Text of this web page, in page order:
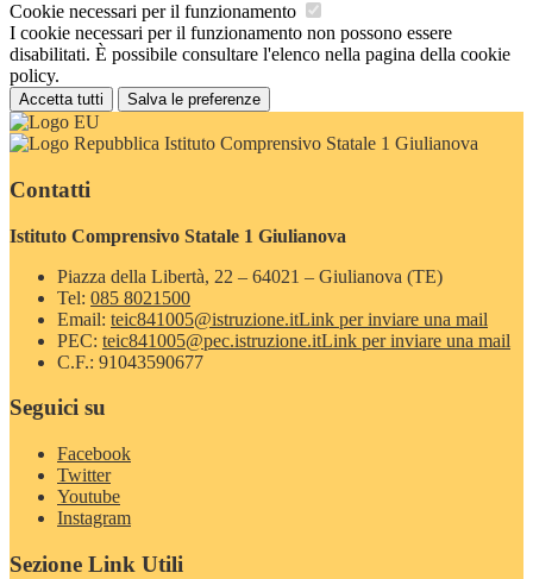
Cookie necessari per il funzionamento
I cookie necessari per il funzionamento non possono essere
disabilitati. È possibile consultare l'elenco nella pagina della cookie
policy.
Accetta tutti Salva le preferenze
Istituto Comprensivo Statale 1 Giulianova
Contatti
Istituto Comprensivo Statale 1 Giulianova
Piazza della Libertà, 22 – 64021 – Giulianova (TE)
Tel: 085 8021500
Email: teic841005@istruzione.itLink per inviare una mail
PEC: teic841005@pec.istruzione.itLink per inviare una mail
C.F.: 91043590677
Seguici su
Facebook
Twitter
Youtube
Instagram
Sezione Link Utili